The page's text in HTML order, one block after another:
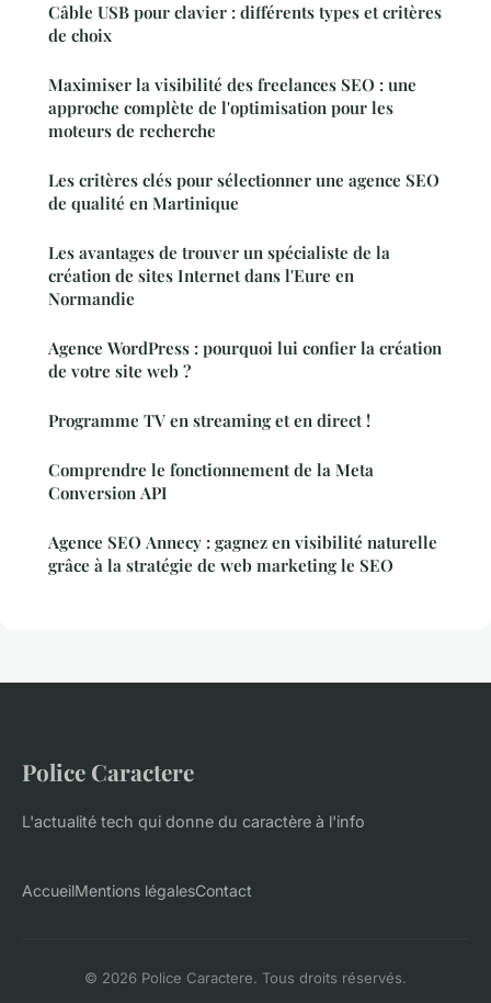
Câble USB pour clavier : différents types et critères
de choix
Maximiser la visibilité des freelances SEO : une
approche complète de l'optimisation pour les
moteurs de recherche
Les critères clés pour sélectionner une agence SEO
de qualité en Martinique
Les avantages de trouver un spécialiste de la
création de sites Internet dans l'Eure en
Normandie
Agence WordPress : pourquoi lui confier la création
de votre site web ?
Programme TV en streaming et en direct !
Comprendre le fonctionnement de la Meta
Conversion API
Agence SEO Annecy : gagnez en visibilité naturelle
grâce à la stratégie de web marketing le SEO
Police Caractere
L'actualité tech qui donne du caractère à l'info
AccueilMentions légalesContact
© 2026 Police Caractere. Tous droits réservés.